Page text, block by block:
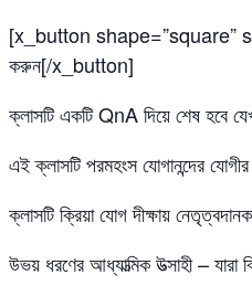
[x_button shape=”square”
করুন[/x_button]
ক্লাসটি একটি QnA দিয়ে শেষ হবে
এই ক্লাসটি পরমহংস যোগানন্দের
ক্লাসটি ক্রিয়া যোগ দীক্ষায়
উভয় ধরণের আধ্যাত্মিক উত্সাহী –